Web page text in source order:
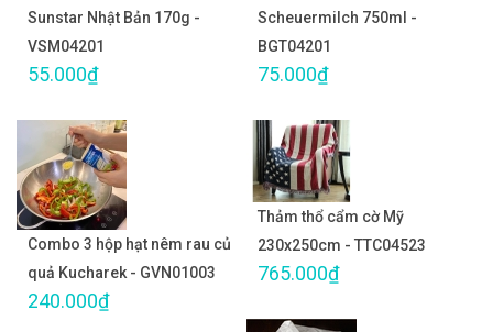
Sunstar Nhật Bản 170g -
VSM04201
55.000₫
Scheuermilch 750ml -
BGT04201
75.000₫
Combo 3 hộp hạt nêm rau củ
quả Kucharek - GVN01003
240.000₫
Thảm thổ cẩm cờ Mỹ
230x250cm - TTC04523
765.000₫